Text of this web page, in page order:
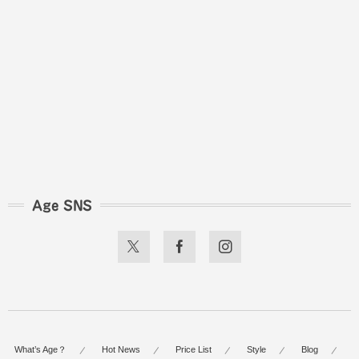
Age SNS
What’s Age？ Hot News Price List Style Blog